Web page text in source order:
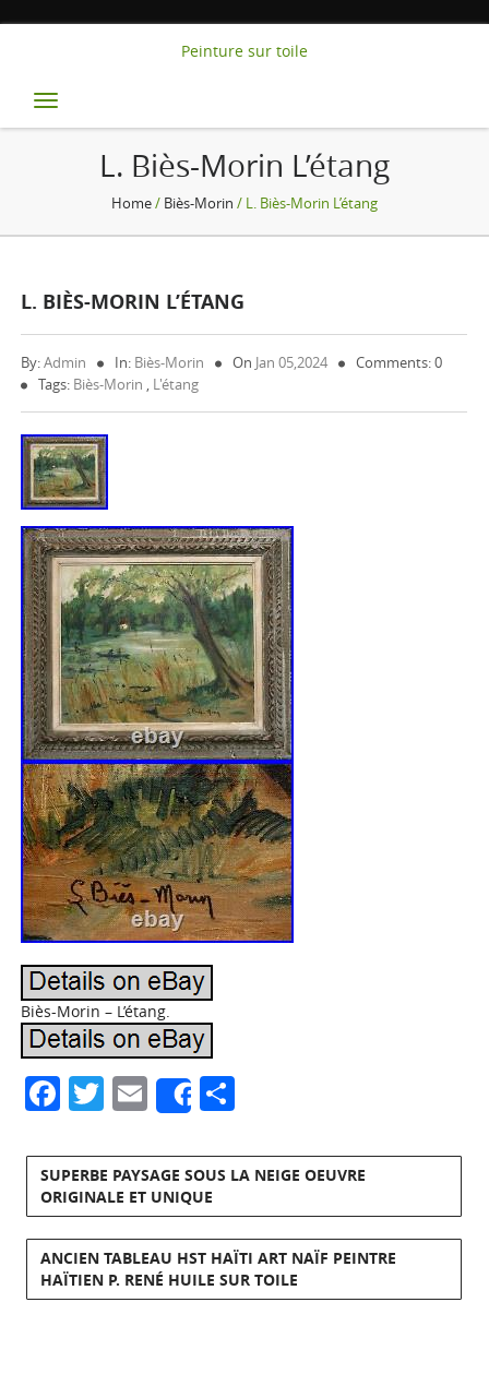
Peinture sur toile
Toggle
navigation
L. Biès-Morin L’étang
Home/ Biès-Morin / L. Biès-Morin L’étang
L. BIÈS-MORIN L’ÉTANG
By:Admin In: Biès-Morin On Jan 05,2024
Comments: 0
Tags: Biès-Morin , L'étang
Biès-Morin – L’étang.
Facebook
Twitter
Email
Share
SUPERBE PAYSAGE SOUS LA NEIGE OEUVRE
ORIGINALE ET UNIQUE
ANCIEN TABLEAU HST HAÏTI ART NAÏF PEINTRE
HAÏTIEN P. RENÉ HUILE SUR TOILE